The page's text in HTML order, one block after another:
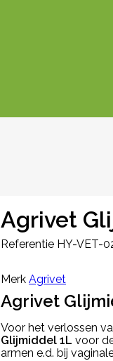
Agrivet
Referentie HY-VET-
Merk Agrivet
Agrivet
Voor het verlossen
Glijmiddel 1L voor
armen e.d. bij